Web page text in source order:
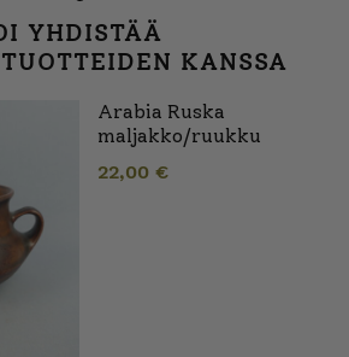
YHDISTÄÄ
KANSSA
Arabia Ruska
maljakko/ruukku
22,00 €